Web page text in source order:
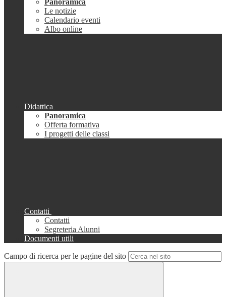
Panoramica
Le notizie
Calendario eventi
Albo online
Didattica
Panoramica
Offerta formativa
I progetti delle classi
Contatti
Contatti
Segreteria Alunni
Documenti utili
Campo di ricerca per le pagine del sito